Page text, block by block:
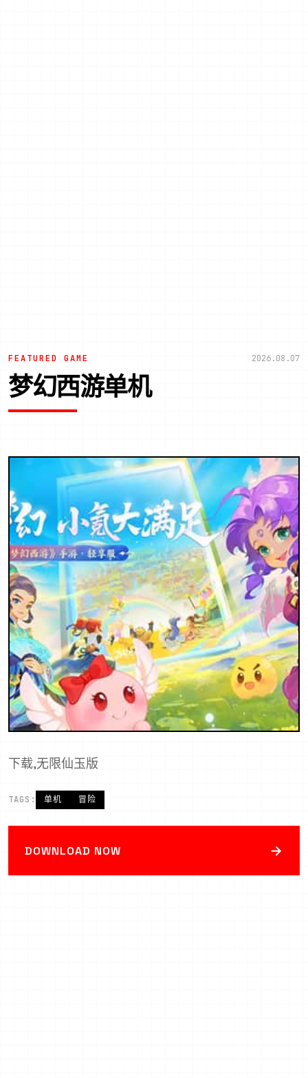
FEATURED GAME 2026.08.07
梦幻西游单机
下载,无限仙玉版
TAGS: 单机 冒险
DOWNLOAD NOW →